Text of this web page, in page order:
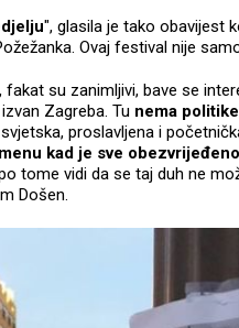
", glasila je tako obavijest
Ovaj festival nije
fakat su zanimljivi, bave se
Zagreba. Tu nema
proslavljena i
kad je sve obezvrijeđeno
tome vidi da se taj duh ne
Došen.